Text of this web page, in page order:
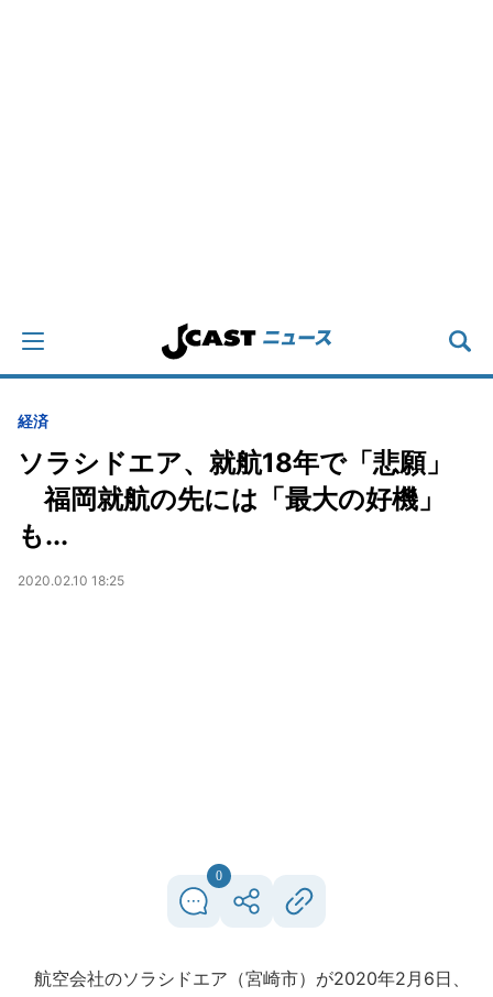
経済
ソラシドエア、就航18年で「悲願」
福岡就航の先には「最大の好機」
も...
2020.02.10 18:25
0
航空会社のソラシドエア（宮崎市）が2020年2月6日、